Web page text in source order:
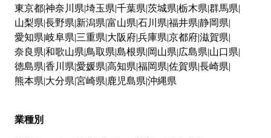
東京都神奈川県 埼玉県 千葉県 茨城県 栃木県 群馬県
山梨県 長野県 新潟県 富山県 石川県 福井県 静岡県
愛知県 岐阜県 三重県 大阪府兵庫県 京都府滋賀県
奈良県 和歌山県 鳥取県 島根県 岡山県 広島県 山口県
徳島県 香川県 愛媛県 高知県 福岡県 佐賀県 長崎県
熊本県 大分県 宮崎県 鹿児島県 沖縄県
業種別